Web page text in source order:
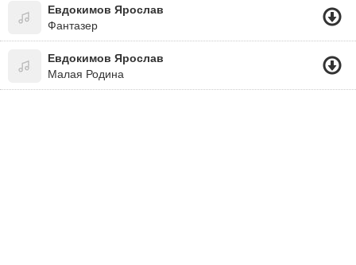
Евдокимов Ярослав
Фантазер
Евдокимов Ярослав
Малая Родина